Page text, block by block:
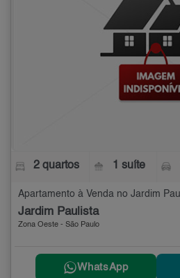
2 quartos 1 suíte
Jardim Paulista
Zona Oeste - São Paulo
WhatsApp